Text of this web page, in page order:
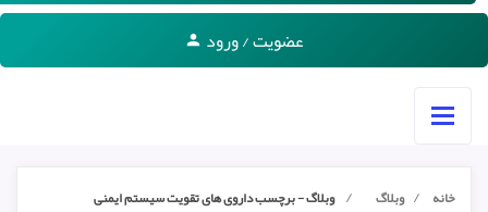
عضویت / ورود
خانه وبلاگ وبلاگ - برچسب داروی های تقویت سیستم ایمنی